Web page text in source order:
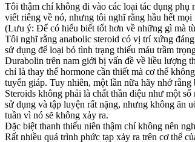
Tôi thậm chí không đi vào các loại tác dụng phụ
viết riêng về nó, nhưng tôi nghĩ rằng hầu hết
(Lưu ý: Để có hiểu biết tốt hơn về những gì mà
Tôi nghĩ rằng anabolic steroid có vị trí xứng
sử dụng để loại bỏ tình trạng thiếu máu trầm
Durabolin trên nam giới bị vấn đề về liều lượng
chỉ là thay thế hormone cần thiết mà cơ thể
tuyến giáp. Tuy nhiên, một lần nữa hãy nhớ
Steroids không phải là chất thần diệu như một
sử dụng và tập luyện rất nặng, nhưng không ăn
tuần vì nó sẽ không xảy ra.
Đặc biệt thanh thiếu niên thậm chí không nên
Rất nhiều quá trình phức tạp xảy ra trên cơ thể